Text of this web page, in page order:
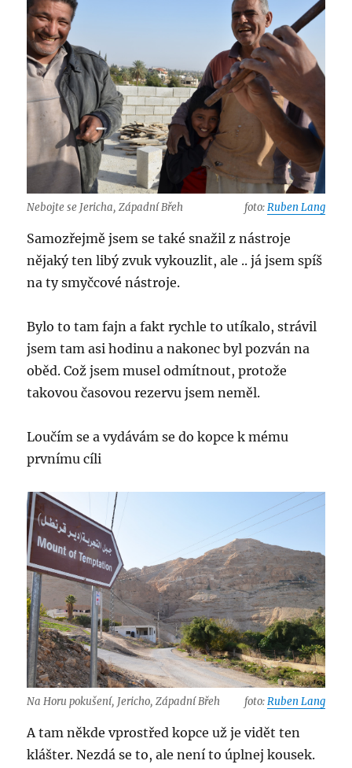
Nebojte se Jericha, Západní Břeh foto:Ruben Lang
Samozřejmě jsem se také snažil z nástroje
nějaký ten libý zvuk vykouzlit, ale .. já jsem spíš
na ty smyčcové nástroje.
Bylo to tam fajn a fakt rychle to utíkalo, strávil
jsem tam asi hodinu a nakonec byl pozván na
oběd. Což jsem musel odmítnout, protože
takovou časovou rezervu jsem neměl.
Loučím se a vydávám se do kopce k mému
prvnímu cíli
Na Horu pokušení, Jericho, Západní Břeh foto:Ruben Lang
A tam někde vprostřed kopce už je vidět ten
klášter. Nezdá se to, ale není to úplnej kousek.